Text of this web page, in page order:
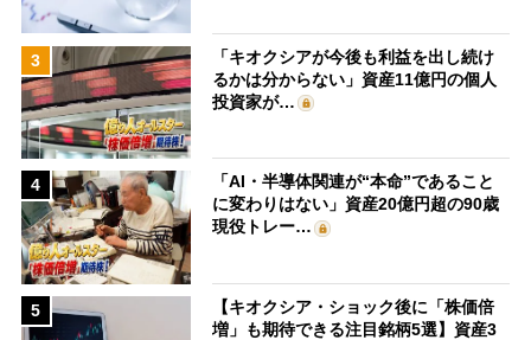
3
「キオクシアが今後も利益を出し続け
るかは分からない」資産11億円の個人
投資家が…
4
「AI・半導体関連が“本命”であること
に変わりはない」資産20億円超の90歳
現役トレー…
5
【キオクシア・ショック後に「株価倍
増」も期待できる注目銘柄5選】資産3